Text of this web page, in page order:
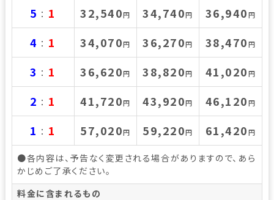
5 ： 1 32,540円 34,740円 36,940円
4 ： 1 34,070円 36,270円 38,470円
3 ： 1 36,620円 38,820円 41,020円
2 ： 1 41,720円 43,920円 46,120円
1 ： 1 57,020円 59,220円 61,420円
●各内容は、予告なく変更される場合がありますので、あら
かじめご了承ください。
料金に含まれるもの